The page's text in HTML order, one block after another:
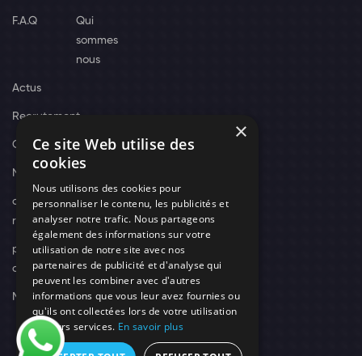
F.A.Q
Qui
sommes
nous
Actus
Recrutement
Contact
Nos techniciens
campagne-
recrutement
politique de
confidentialité
Mentions légales
×
Ce site Web utilise des
cookies
Nous utilisons des cookies pour
personnaliser le contenu, les publicités et
analyser notre trafic. Nous partageons
également des informations sur votre
utilisation de notre site avec nos
partenaires de publicité et d'analyse qui
peuvent les combiner avec d'autres
informations que vous leur avez fournies ou
qu'ils ont collectées lors de votre utilisation
de leurs services. En savoir plus